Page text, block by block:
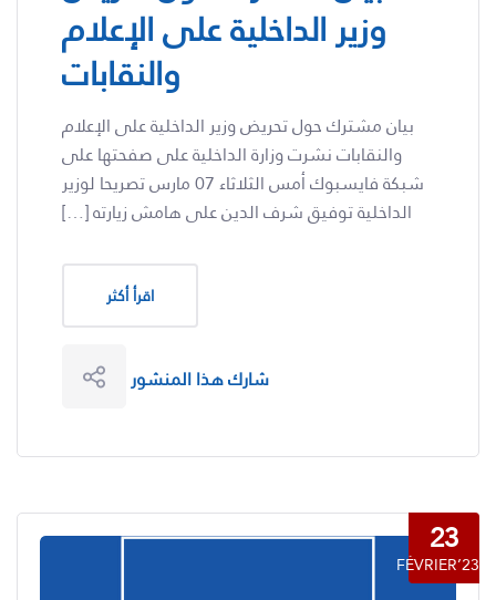
وزير الداخلية على الإعلام
والنقابات
بيان مشترك حول تحريض وزير الداخلية على الإعلام
والنقابات نشرت وزارة الداخلية على صفحتها على
شبكة فايسبوك أمس الثلاثاء 07 مارس تصريحا لوزير
الداخلية توفيق شرف الدين على هامش زيارته […]
اقرأ أكثر
شارك هذا المنشور
23
FÉVRIER’23